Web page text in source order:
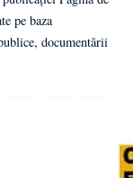
pe baza
documentării